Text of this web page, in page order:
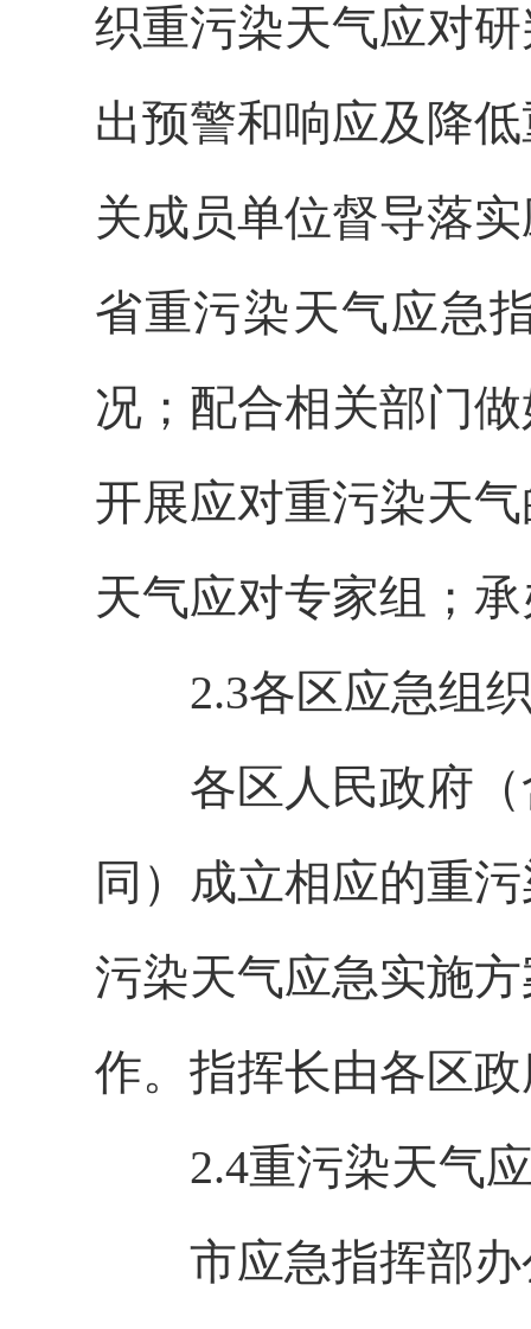
织重污染天气应对
出预警和响应及降
关成员单位督导落
省重污染天气应急
况；配合相关部门
开展应对重污染天
天气应对专家组；
2.3各区应急组织
各区人民政府（
同）成立相应的重
污染天气应急实施
作。指挥长由各区
2.4重污染天气应
市应急指挥部办